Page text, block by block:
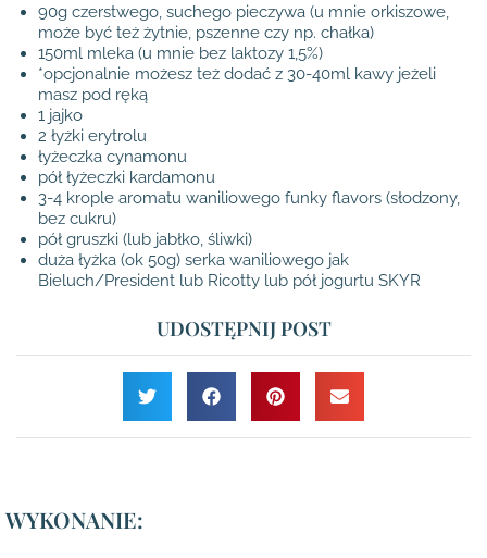
90g czerstwego, suchego pieczywa (u mnie orkiszowe,
może być też żytnie, pszenne czy np. chałka)
150ml mleka (u mnie bez laktozy 1,5%)
*opcjonalnie możesz też dodać z 30-40ml kawy jeżeli
masz pod ręką
1 jajko
2 łyżki erytrolu
łyżeczka cynamonu
pół łyżeczki kardamonu
3-4 krople aromatu waniliowego funky flavors (słodzony,
bez cukru)
pół gruszki (lub jabłko, śliwki)
duża łyżka (ok 50g) serka waniliowego jak
Bieluch/President lub Ricotty lub pół jogurtu SKYR
UDOSTĘPNIJ POST
WYKONANIE: